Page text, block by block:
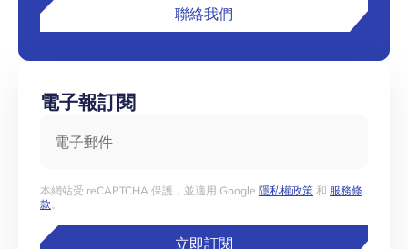
聯絡我們
電子報訂閱
本網站受 reCAPTCHA 保護，並適用 Google 隱私權政策 和 服務條
款。
立即訂閱